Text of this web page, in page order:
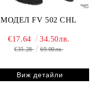
МОДЕЛ FV 502 CHL
€17.64 34.50лв.
€35.28 69.00лв.
Виж детайли